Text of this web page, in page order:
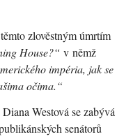
zlověstným úmrtím
House?“ v němž
impéria, jak se
očima.“
Westová se zabývá
senátorů